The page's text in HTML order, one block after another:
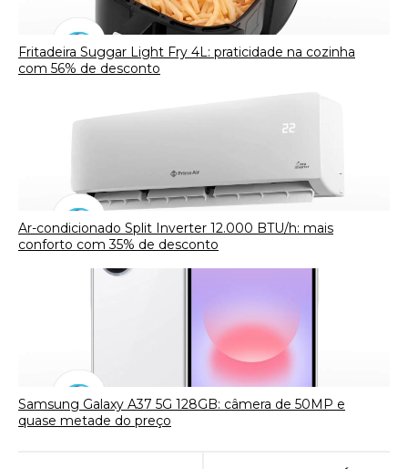
Fritadeira Suggar Light Fry 4L: praticidade na cozinha
com 56% de desconto
Ar-condicionado Split Inverter 12.000 BTU/h: mais
conforto com 35% de desconto
Samsung Galaxy A37 5G 128GB: câmera de 50MP e
quase metade do preço